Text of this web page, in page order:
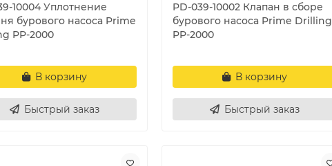
10004 Уплотнение
бурового насоса Prime
PP-2000
В корзину
Быстрый заказ
PD-039-10002 Клапан в сборе
бурового насоса Prime Drilling
PP-2000
В корзину
Быстрый заказ